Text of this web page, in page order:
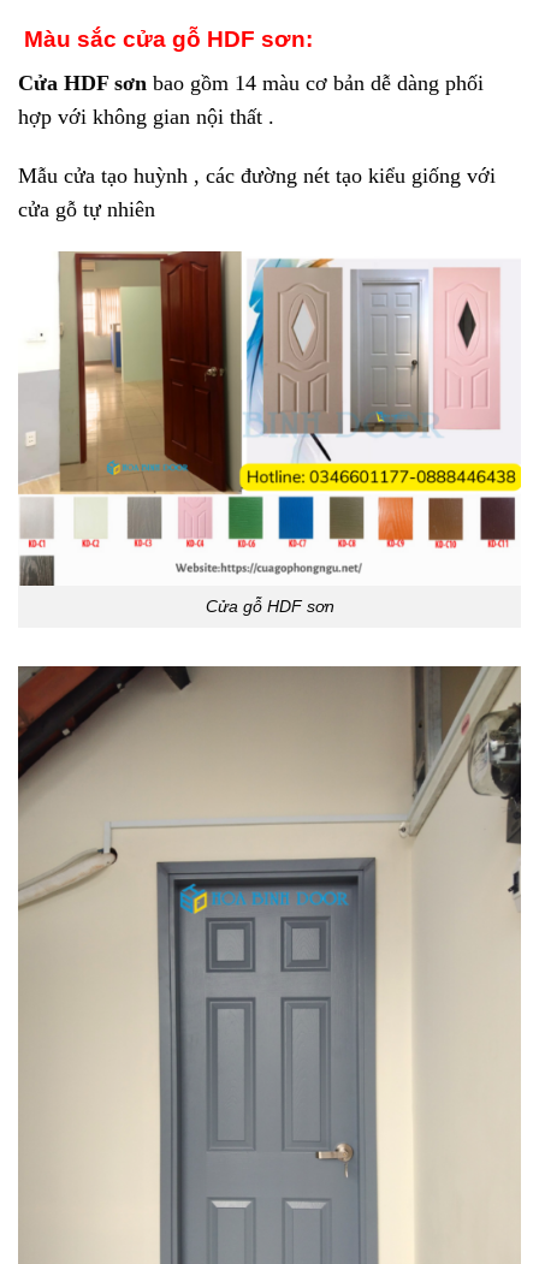
Màu sắc cửa gỗ HDF sơn:
Cửa HDF sơn bao gồm 14 màu cơ bản dễ dàng phối
hợp với không gian nội thất .
Mẫu cửa tạo huỳnh , các đường nét tạo kiểu giống với
cửa gỗ tự nhiên
Cửa gỗ HDF sơn